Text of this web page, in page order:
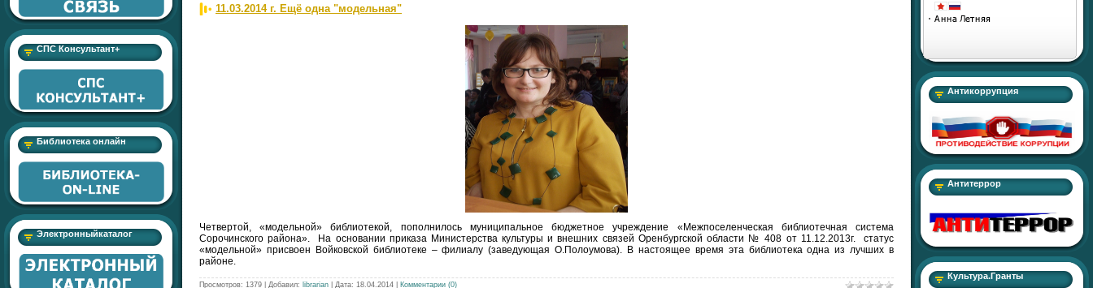
СПС Консультант+
Библиотека онлайн
Электронныйкаталог
11.03.2014 г. Ещё одна "модельная"
Четвертой, «модельной» библиотекой, пополнилось муниципальное бюджетное учреждение «Межпоселенческая библиотечная система
Сорочинского района». На основании приказа Министерства культуры и внешних связей Оренбургской области № 408 от 11.12.2013г. статус
«модельной» присвоен Войковской библиотеке – филиалу (заведующая О.Полоумова). В настоящее время эта библиотека одна из лучших в
районе.
Просмотров: 1379 Добавил: librarian Дата: 18.04.2014 Комментарии (0)
Антикоррупция
Антитеррор
Культура.Гранты